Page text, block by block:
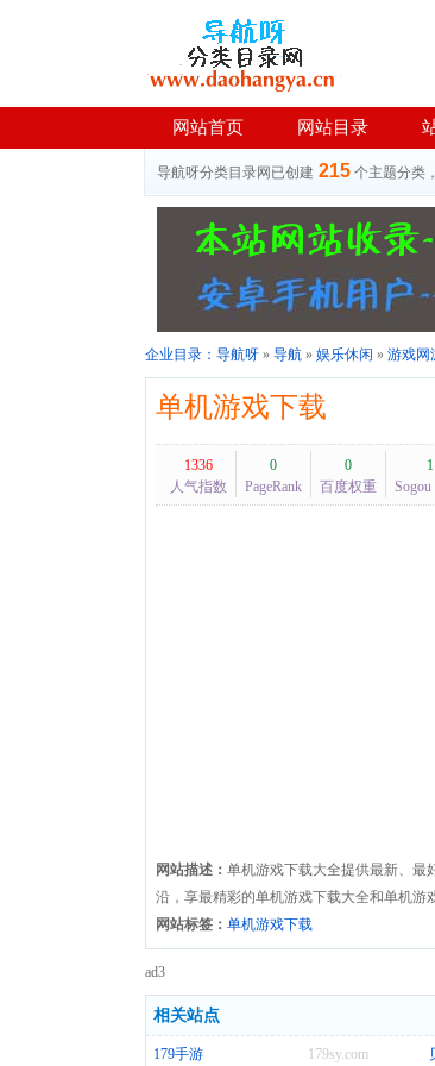
网站首页 网站目录
导航呀分类目录网已创建 215 个主题分类
企业目录： 导航呀 » 导航 » 娱乐休闲 » 游戏网
单机游戏下载
1336
人气指数
0
PageRank
0
百度权重
1
Sogou
网站描述： 单机游戏下载大全提供最新、最
沿，享最精彩的单机游戏下载大全和单机游
网站标签： 单机游戏下载
ad3
相关站点
179sy.com
179手游